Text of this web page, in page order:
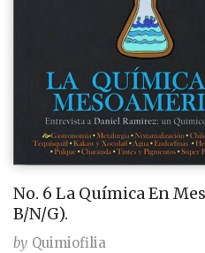
No. 6 La Química En
B/N/G).
by Quimiofilia